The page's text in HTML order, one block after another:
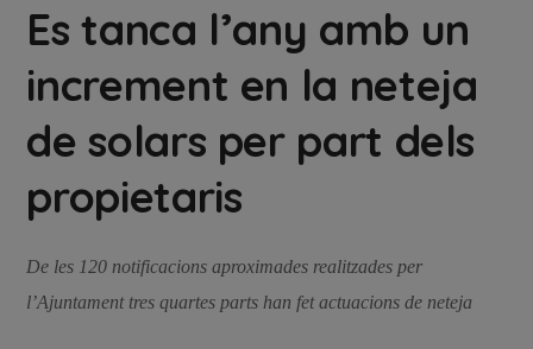
Es tanca l’any amb un
increment en la neteja
de solars per part dels
propietaris
De les 120 notificacions aproximades realitzades per
l’Ajuntament tres quartes parts han fet actuacions de neteja